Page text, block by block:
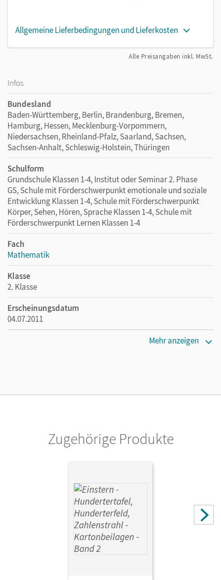
Allgemeine Lieferbedingungen und Lieferkosten
Alle Preisangaben inkl. MwSt.
Infos
Bundesland
Baden-Württemberg, Berlin, Brandenburg, Bremen,
Hamburg, Hessen, Mecklenburg-Vorpommern,
Niedersachsen, Rheinland-Pfalz, Saarland, Sachsen,
Sachsen-Anhalt, Schleswig-Holstein, Thüringen
Schulform
Grundschule Klassen 1-4, Institut oder Seminar 2. Phase
GS, Schule mit Förderschwerpunkt emotionale und soziale
Entwicklung Klassen 1-4, Schule mit Förderschwerpunkt
Körper, Sehen, Hören, Sprache Klassen 1-4, Schule mit
Förderschwerpunkt Lernen Klassen 1-4
Fach
Mathematik
Klasse
2. Klasse
Erscheinungsdatum
04.07.2011
Mehr anzeigen
Zugehörige Produkte